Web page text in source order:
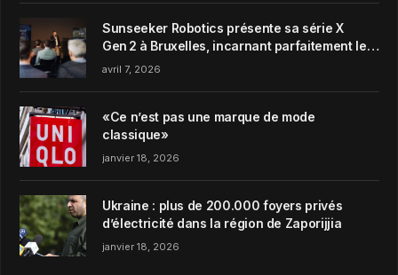
Sunseeker Robotics présente sa série X
Gen 2 à Bruxelles, incarnant parfaitement le
concept de Garden Harmony de la marque
avril 7, 2026
«Ce n’est pas une marque de mode
classique»
janvier 18, 2026
Ukraine : plus de 200.000 foyers privés
d’électricité dans la région de Zaporijjia
janvier 18, 2026